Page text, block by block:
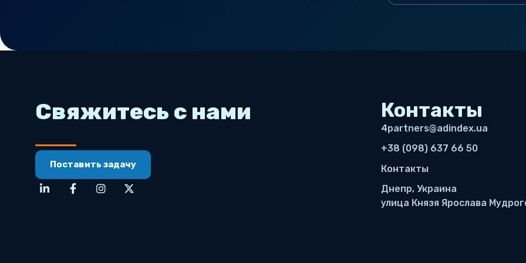
Свяжитесь с нами
Поставить задачу
Контакты
4partners@adindex.ua
+38 (098) 637 66 50
Контакты
Днепр, Украина
улица Князя Ярослава